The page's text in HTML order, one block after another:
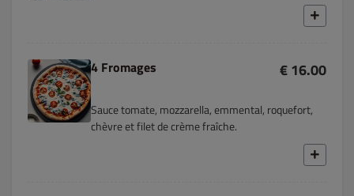
4 Fromages € 16.00
Sauce tomate, mozzarella, emmental, roquefort,
chèvre et filet de crème fraîche.